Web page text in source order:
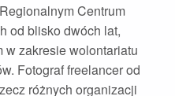
Centrum
od blisko dwóch lat,
w zakresie wolontariatu
Fotograf freelancer od
różnych organizacji